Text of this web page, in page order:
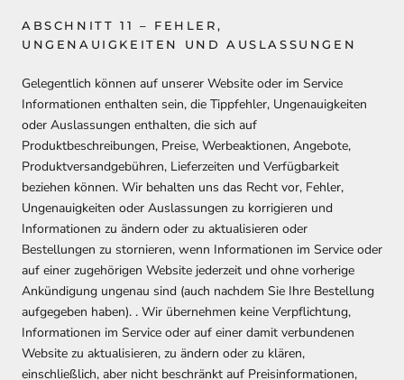
ABSCHNITT 11 – FEHLER,
UNGENAUIGKEITEN UND AUSLASSUNGEN
Gelegentlich können auf unserer Website oder im Service
Informationen enthalten sein, die Tippfehler, Ungenauigkeiten
oder Auslassungen enthalten, die sich auf
Produktbeschreibungen, Preise, Werbeaktionen, Angebote,
Produktversandgebühren, Lieferzeiten und Verfügbarkeit
beziehen können. Wir behalten uns das Recht vor, Fehler,
Ungenauigkeiten oder Auslassungen zu korrigieren und
Informationen zu ändern oder zu aktualisieren oder
Bestellungen zu stornieren, wenn Informationen im Service oder
auf einer zugehörigen Website jederzeit und ohne vorherige
Ankündigung ungenau sind (auch nachdem Sie Ihre Bestellung
aufgegeben haben). . Wir übernehmen keine Verpflichtung,
Informationen im Service oder auf einer damit verbundenen
Website zu aktualisieren, zu ändern oder zu klären,
einschließlich, aber nicht beschränkt auf Preisinformationen,